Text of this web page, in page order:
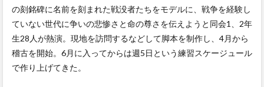
の刻銘碑に名前を刻まれた戦没者たちをモデルに、戦争を経験し
ていない世代に争いの悲惨さと命の尊さを伝えようと同会1、2年
生28人が熱演。現地を訪問するなどして脚本を制作し、4月から
稽古を開始。6月に入ってからは週5日という練習スケージュール
で作り上げてきた。